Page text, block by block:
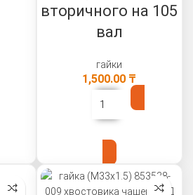
вторичного на 105
вал
гайки
1,500.00 ₸